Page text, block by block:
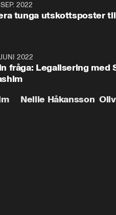
2022
tunga utskottsposter
2022
fråga: Legalisering med
Nellie Håkansson